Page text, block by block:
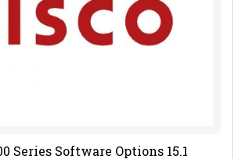
Series Software Options 15.1